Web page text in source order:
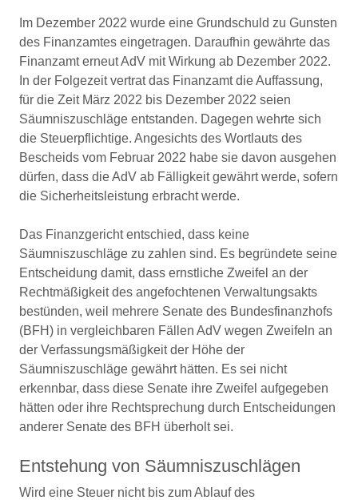
Im Dezember 2022 wurde eine Grundschuld zu Gunsten
des Finanzamtes eingetragen. Daraufhin gewährte das
Finanzamt erneut AdV mit Wirkung ab Dezember 2022.
In der Folgezeit vertrat das Finanzamt die Auffassung,
für die Zeit März 2022 bis Dezember 2022 seien
Säumniszuschläge entstanden. Dagegen wehrte sich
die Steuerpflichtige. Angesichts des Wortlauts des
Bescheids vom Februar 2022 habe sie davon ausgehen
dürfen, dass die AdV ab Fälligkeit gewährt werde, sofern
die Sicherheitsleistung erbracht werde.
Das Finanzgericht entschied, dass keine
Säumniszuschläge zu zahlen sind. Es begründete seine
Entscheidung damit, dass ernstliche Zweifel an der
Rechtmäßigkeit des angefochtenen Verwaltungsakts
bestünden, weil mehrere Senate des Bundesfinanzhofs
(BFH) in vergleichbaren Fällen AdV wegen Zweifeln an
der Verfassungsmäßigkeit der Höhe der
Säumniszuschläge gewährt hätten. Es sei nicht
erkennbar, dass diese Senate ihre Zweifel aufgegeben
hätten oder ihre Rechtsprechung durch Entscheidungen
anderer Senate des BFH überholt sei.
Entstehung von Säumniszuschlägen
Wird eine Steuer nicht bis zum Ablauf des